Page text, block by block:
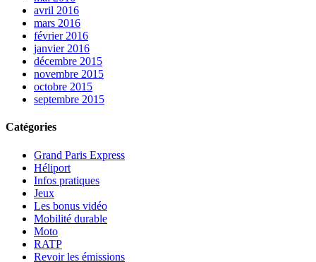
avril 2016
mars 2016
février 2016
janvier 2016
décembre 2015
novembre 2015
octobre 2015
septembre 2015
Catégories
Grand Paris Express
Héliport
Infos pratiques
Jeux
Les bonus vidéo
Mobilité durable
Moto
RATP
Revoir les émissions